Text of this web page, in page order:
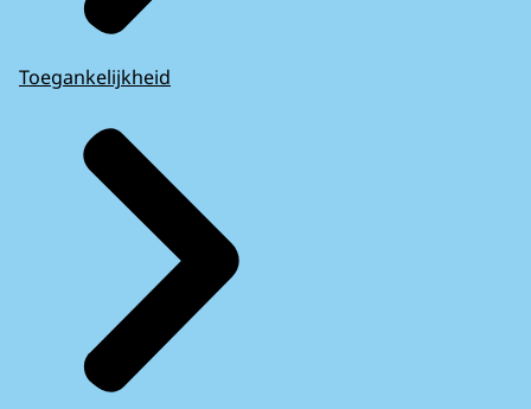
Toegankelijkheid